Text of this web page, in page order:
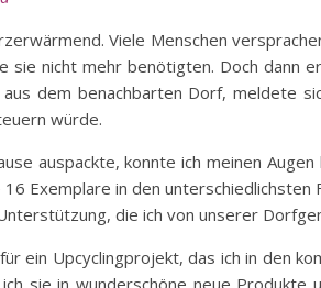
Viele Menschen
sie nicht mehr benötigten. Doch dann
dem benachbarten Dorf, meldete
würde.
auspackte, konnte ich meinen
Exemplare in den unterschiedlichsten
die ich von unserer
ein Upcyclingprojekt, das ich in den
sie in wunderschöne neue Produkte